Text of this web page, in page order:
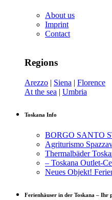
About us
Imprint
Contact
Regions
Arezzo | Siena | Florence
At the sea | Umbria
Toskana Info
BORGO SANTO
Agriturismo
Thermalbäder
– Toskana Outlet-
Neues Objekt!
Ferienhäuser in der Toskana – Ihr